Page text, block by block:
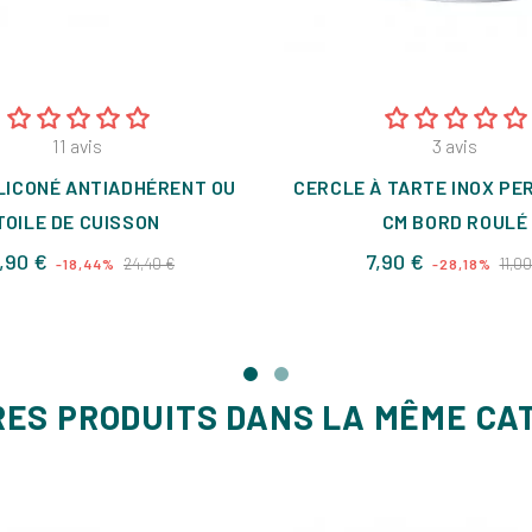
11 avis
ANTIADHÉRENT OU
DE CUISSON
€ Prix
-18,44% 24,40 €Prix
3 avis
CERCLE À TARTE INOX
CM BORD ROULÉ
7,90 € Prix
-28,18%
PRODUITS DANS LA MÊME